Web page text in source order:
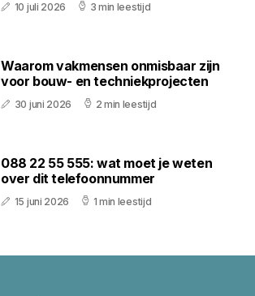
10 juli 2026 3 min leestijd
Waarom vakmensen onmisbaar zijn
voor bouw- en techniekprojecten
30 juni 2026 2 min leestijd
088 22 55 555: wat moet je weten
over dit telefoonnummer
15 juni 2026 1 min leestijd